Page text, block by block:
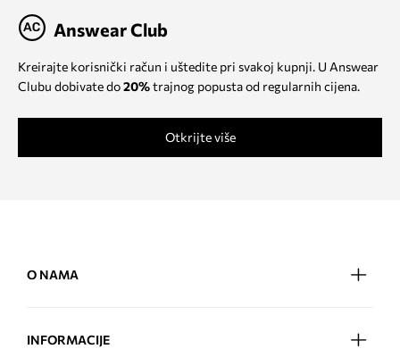
Answear Club
Kreirajte korisnički račun i uštedite pri svakoj kupnji. U Answear
Clubu dobivate do20%trajnog popusta od regularnih cijena.
Otkrijte više
O NAMA
INFORMACIJE